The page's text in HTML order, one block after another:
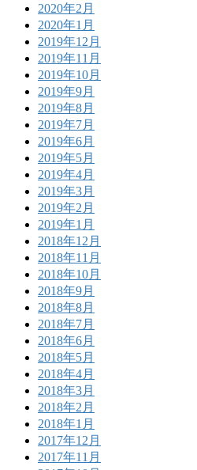
2020年2月
2020年1月
2019年12月
2019年11月
2019年10月
2019年9月
2019年8月
2019年7月
2019年6月
2019年5月
2019年4月
2019年3月
2019年2月
2019年1月
2018年12月
2018年11月
2018年10月
2018年9月
2018年8月
2018年7月
2018年6月
2018年5月
2018年4月
2018年3月
2018年2月
2018年1月
2017年12月
2017年11月